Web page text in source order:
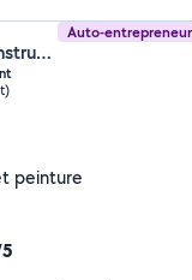
Auto-entrepreneur
Zouhaier Chaalali (Construction D'autres Bâtiments)
peinture